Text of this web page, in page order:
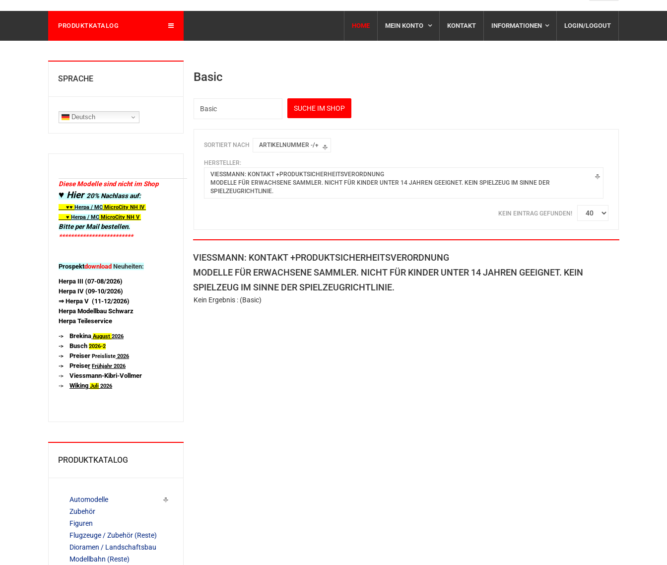
PRODUKTKATALOG HOME MEIN KONTO KONTAKT INFORMATIONEN LOGIN/LOGOUT
Basic
SORTIERT NACH ARTIKELNUMMER -/+
HERSTELLER:
VIESSMANN: KONTAKT +PRODUKTSICHERHEITSVERORDNUNG
MODELLE FÜR ERWACHSENE SAMMLER. NICHT FÜR KINDER UNTER 14 JAHREN GEEIGNET. KEIN SPIELZEUG IM SINNE DER
SPIELZEUGRICHTLINIE.
KEIN EINTRAG GEFUNDEN!
VIESSMANN: KONTAKT +PRODUKTSICHERHEITSVERORDNUNG
MODELLE FÜR ERWACHSENE SAMMLER. NICHT FÜR KINDER UNTER 14 JAHREN GEEIGNET. KEIN
SPIELZEUG IM SINNE DER SPIELZEUGRICHTLINIE.
Kein Ergebnis : (Basic)
SPRACHE
Deutsch
Diese Modelle sind nicht im Shop
♥ Hier20% Nachlass auf:
♥♥ Herpa / MC MicroCity NH IV
♥ Herpa / MC MicroCity NH V
Bitte per Mail bestellen.
*************************
Prospektdownload Neuheiten:
Herpa III (07-08/2026)
Herpa IV (09-10/2026)
⇒ Herpa V (11-12/2026)
Herpa Modellbau Schwarz
Herpa Teileservice
-> Brekina August 2026
-> Busch 2026-2
-> Preiser Preisliste 2026
-> Preiser Frühjahr 2026
-> Viessmann-Kibri-Vollmer
-> Wiking Juli 2026
PRODUKTKATALOG
Automodelle
Zubehör
Figuren
Flugzeuge / Zubehör (Reste)
Dioramen / Landschaftsbau
Modellbahn (Reste)